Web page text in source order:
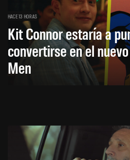
HACE 13 HORAS
Kit Connor estaría a
convertirse en el
Men